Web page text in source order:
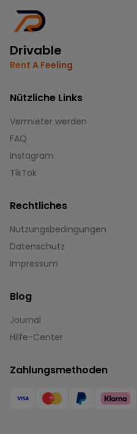
Drivable
Rent A Feeling
Nützliche Links
Vermieter werden
FAQ
Instagram
TikTok
Rechtliches
Nutzungsbedingungen
Datenschutz
Impressum
Blog
Journal
Hilfe-Center
Zahlungsmethoden